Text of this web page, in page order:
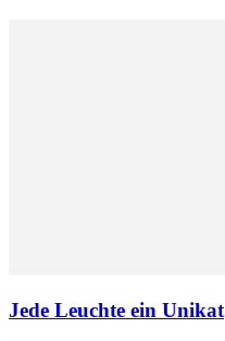
Jede Leuchte ein Unikat